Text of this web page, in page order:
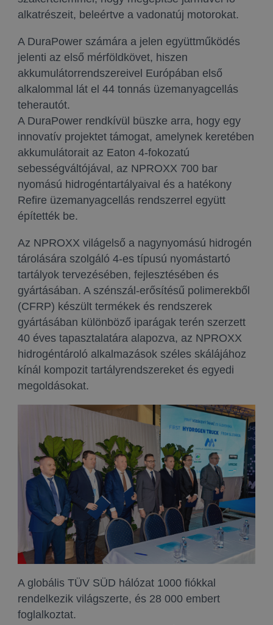
alkatrészeit, beleértve a vadonatúj motorokat.
A DuraPower számára a jelen együttműködés
jelenti az első mérföldkövet, hiszen
akkumulátorrendszereivel Európában első
alkalommal lát el 44 tonnás üzemanyagcellás
teherautót.
A DuraPower rendkívül büszke arra, hogy egy
innovatív projektet támogat, amelynek keretében
akkumulátorait az Eaton 4-fokozatú
sebességváltójával, az NPROXX 700 bar
nyomású hidrogéntartályaival és a hatékony
Refire üzemanyagcellás rendszerrel együtt
építették be.
Az NPROXX világelső a nagynyomású hidrogén
tárolására szolgáló 4-es típusú nyomástartó
tartályok tervezésében, fejlesztésében és
gyártásában. A szénszál-erősítésű polimerekből
(CFRP) készült termékek és rendszerek
gyártásában különböző iparágak terén szerzett
40 éves tapasztalatára alapozva, az NPROXX
hidrogéntároló alkalmazások széles skálájához
kínál kompozit tartályrendszereket és egyedi
megoldásokat.
A globális TÜV SÜD hálózat 1000 fiókkal
rendelkezik világszerte, és 28 000 embert
foglalkoztat.